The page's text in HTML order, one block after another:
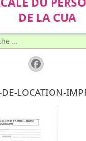
DU
DE LA CUA
:
Facebook
LOCATION-